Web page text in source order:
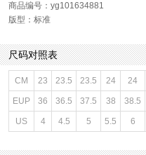
商品编号：yg101634881
版型：标准
尺码对照表
CM 23 23.5 23.5 24 24
EUP 36 36.5 37.5 38 38.5
US 4 4.5 5 5.5 6